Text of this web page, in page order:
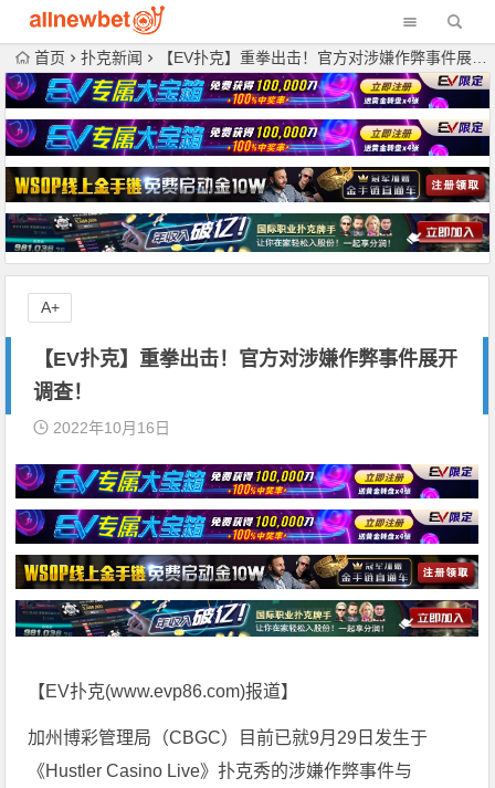
首页 扑克新闻 【EV扑克】重拳出击！官方对涉嫌作弊事件展开调查！
【EV扑克】重拳出击！官方对涉嫌作弊事件展开
调查！
2022年10月16日
【EV扑克(www.evp86.com)报道】
加州博彩管理局（CBGC）目前已就9月29日发生于
《Hustler Casino Live》扑克秀的涉嫌作弊事件与
A+